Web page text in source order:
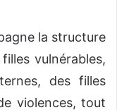
la structure
vulnérables,
des filles
violences, tout